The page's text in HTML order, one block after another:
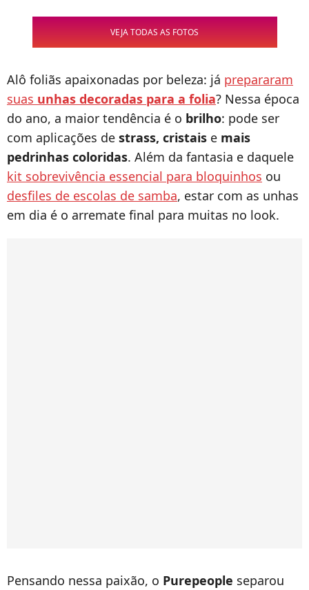
VEJA TODAS AS FOTOS
Alô foliãs apaixonadas por beleza: já prepararam
suas unhas decoradas para a folia? Nessa época
do ano, a maior tendência é o brilho: pode ser
com aplicações de strass, cristais e mais
pedrinhas coloridas. Além da fantasia e daquele
kit sobrevivência essencial para bloquinhos ou
desfiles de escolas de samba, estar com as unhas
em dia é o arremate final para muitas no look.
Pensando nessa paixão, o Purepeople separou